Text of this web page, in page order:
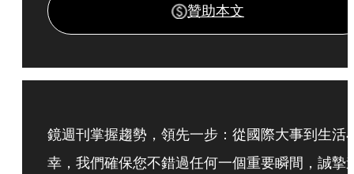
贊助本文
鏡週刊掌握趨勢，領先一步：從國際大事到生活
幸，我們確保您不錯過任何一個重要瞬間，誠摯